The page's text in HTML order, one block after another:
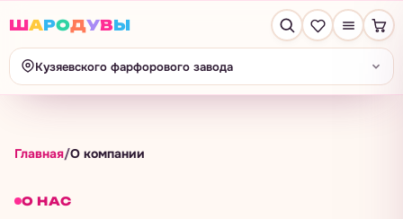
ШАРОДУВЫ
Кузяевского фарфорового завода
Главная/О компании
О НАС